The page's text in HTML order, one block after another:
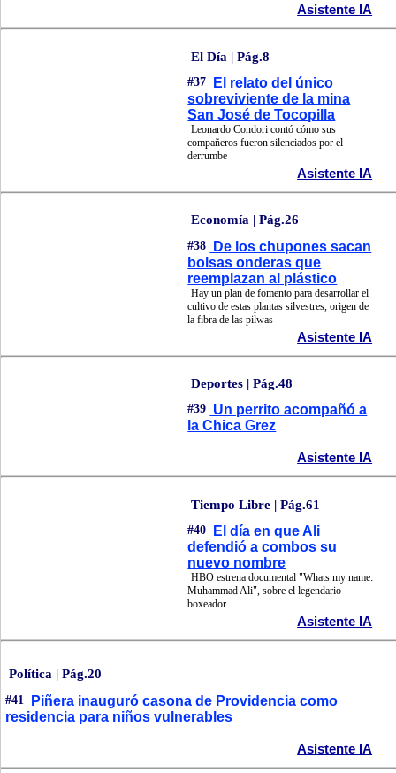
Asistente IA
El Día | Pág.8
#37
El relato del único
sobreviviente de la mina
San José de Tocopilla
Leonardo Condori contó cómo sus
compañeros fueron silenciados por el
derrumbe
Asistente IA
Economía | Pág.26
#38
De los chupones sacan
bolsas onderas que
reemplazan al plástico
Hay un plan de fomento para desarrollar el
cultivo de estas plantas silvestres, origen de
la fibra de las pilwas
Asistente IA
Deportes | Pág.48
#39 Un perrito acompañó a
la Chica Grez
Asistente IA
Tiempo Libre | Pág.61
#40
El día en que Ali
defendió a combos su
nuevo nombre
HBO estrena documental "Whats my name:
Muhammad Ali", sobre el legendario
boxeador
Asistente IA
Política | Pág.20
#41
Piñera inauguró casona de Providencia como
residencia para niños vulnerables
Asistente IA